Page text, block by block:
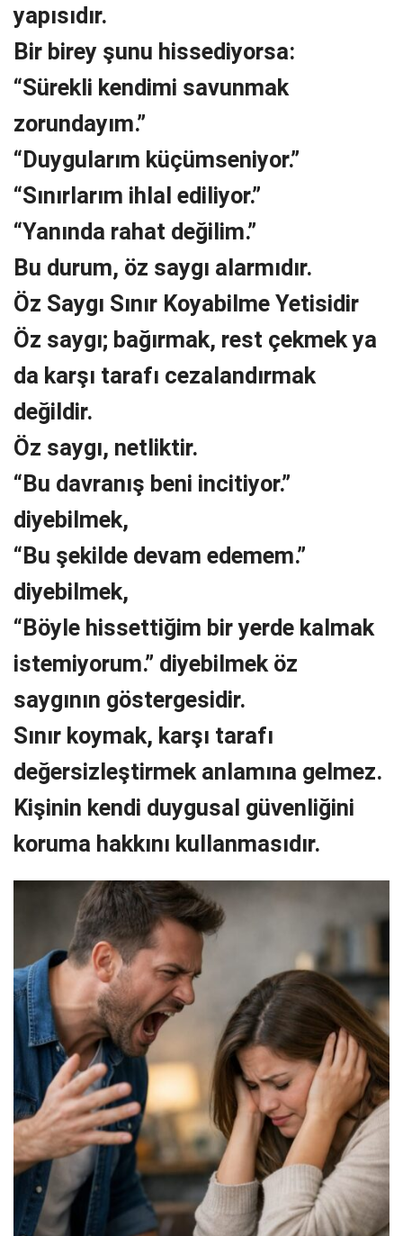
yapısıdır.
Bir birey şunu hissediyorsa:
“Sürekli kendimi savunmak
zorundayım.”
“Duygularım küçümseniyor.”
“Sınırlarım ihlal ediliyor.”
“Yanında rahat değilim.”
Bu durum, öz saygı alarmıdır.
Öz Saygı Sınır Koyabilme Yetisidir
Öz saygı; bağırmak, rest çekmek ya
da karşı tarafı cezalandırmak
değildir.
Öz saygı, netliktir.
“Bu davranış beni incitiyor.”
diyebilmek,
“Bu şekilde devam edemem.”
diyebilmek,
“Böyle hissettiğim bir yerde kalmak
istemiyorum.” diyebilmek öz
saygının göstergesidir.
Sınır koymak, karşı tarafı
değersizleştirmek anlamına gelmez.
Kişinin kendi duygusal güvenliğini
koruma hakkını kullanmasıdır.